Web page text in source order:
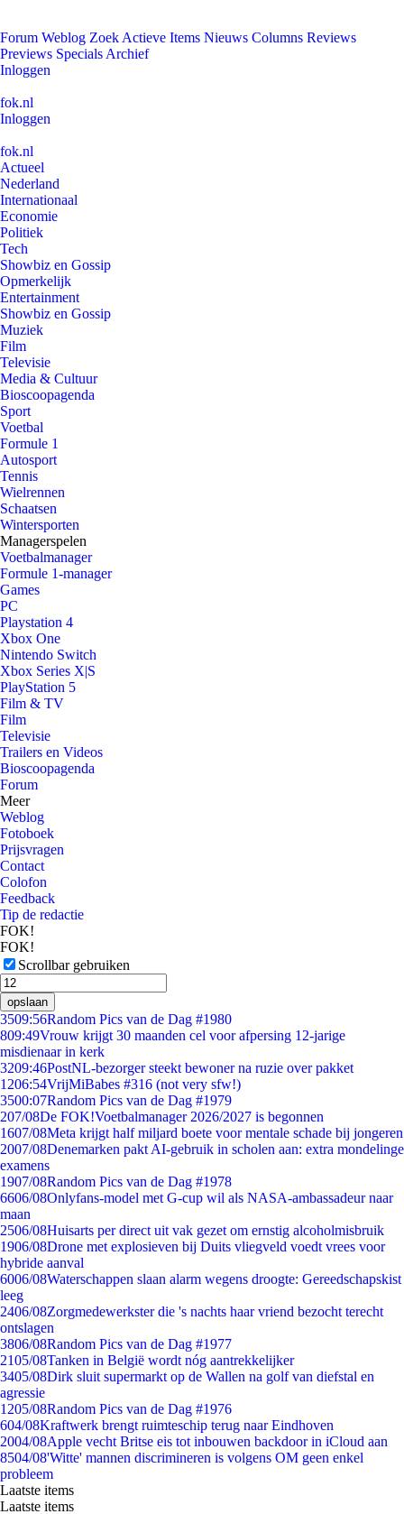
Forum Weblog Zoek Actieve Items Nieuws Columns Reviews
Previews Specials Archief
Inloggen
fok.nl
Inloggen
fok.nl
Actueel
Nederland
Internationaal
Economie
Politiek
Tech
Showbiz en Gossip
Opmerkelijk
Entertainment
Showbiz en Gossip
Muziek
Film
Televisie
Media & Cultuur
Bioscoopagenda
Sport
Voetbal
Formule 1
Autosport
Tennis
Wielrennen
Schaatsen
Wintersporten
Managerspelen
Voetbalmanager
Formule 1-manager
Games
PC
Playstation 4
Xbox One
Nintendo Switch
Xbox Series X|S
PlayStation 5
Film & TV
Film
Televisie
Trailers en Videos
Bioscoopagenda
Forum
Meer
Weblog
Fotoboek
Prijsvragen
Contact
Colofon
Feedback
Tip de redactie
FOK!
FOK!
Scrollbar gebruiken
opslaan
3509:56Random Pics van de Dag #1980
809:49Vrouw krijgt 30 maanden cel voor afpersing 12-jarige
misdienaar in kerk
3209:46PostNL-bezorger steekt bewoner na ruzie over pakket
1206:54VrijMiBabes #316 (not very sfw!)
3500:07Random Pics van de Dag #1979
207/08De FOK!Voetbalmanager 2026/2027 is begonnen
1607/08Meta krijgt half miljard boete voor mentale schade bij jongeren
2007/08Denemarken pakt AI-gebruik in scholen aan: extra mondelinge
examens
1907/08Random Pics van de Dag #1978
6606/08Onlyfans-model met G-cup wil als NASA-ambassadeur naar
maan
2506/08Huisarts per direct uit vak gezet om ernstig alcoholmisbruik
1906/08Drone met explosieven bij Duits vliegveld voedt vrees voor
hybride aanval
6006/08Waterschappen slaan alarm wegens droogte: Gereedschapskist
leeg
2406/08Zorgmedewerkster die 's nachts haar vriend bezocht terecht
ontslagen
3806/08Random Pics van de Dag #1977
2105/08Tanken in België wordt nóg aantrekkelijker
3405/08Dirk sluit supermarkt op de Wallen na golf van diefstal en
agressie
1205/08Random Pics van de Dag #1976
604/08Kraftwerk brengt ruimteschip terug naar Eindhoven
2004/08Apple vecht Britse eis tot inbouwen backdoor in iCloud aan
8504/08'Witte' mannen discrimineren is volgens OM geen enkel
probleem
Laatste items
Laatste items